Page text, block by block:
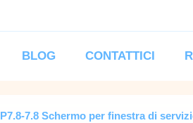
BLOG CONTATTICI
P7.8-7.8 Schermo per finestra di